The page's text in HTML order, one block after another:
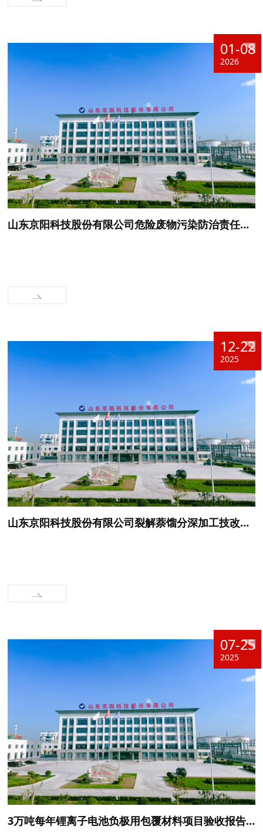
01-08
2026
山东京阳科技股份有限公司危险废物污染防治责任信息公开
12-22
2025
山东京阳科技股份有限公司裂解萘馏分深加工技改项目环境影响评价第一次公示
07-25
2025
3万吨每年锂离子电池负极用包覆材料项目验收报告公示